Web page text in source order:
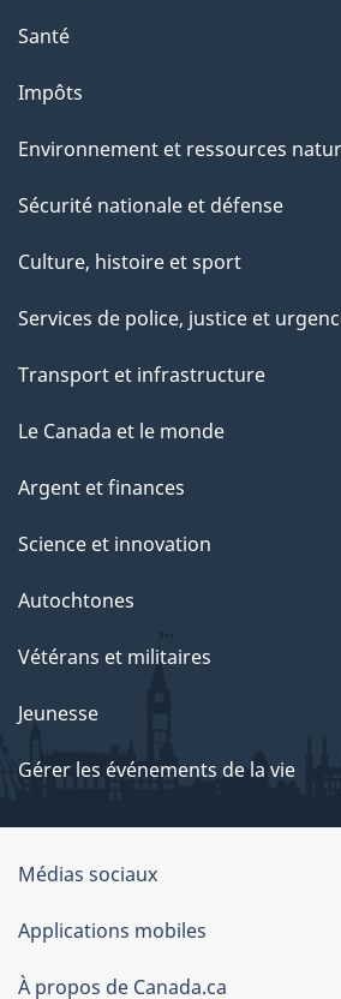
Santé
Impôts
Environnement et ressources
Sécurité nationale et défense
Culture, histoire et sport
Services de police, justice et
Transport et infrastructure
Le Canada et le monde
Argent et finances
Science et innovation
Autochtones
Vétérans et militaires
Jeunesse
Gérer les événements de la vie
Organisation
du
gouvernement
du
Médias sociaux
Applications mobiles
À propos de Canada.ca